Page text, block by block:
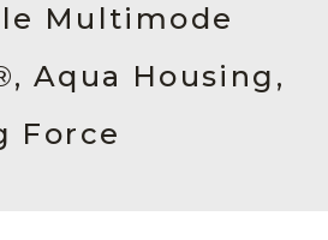
Multimode
Aqua Housing,
Force